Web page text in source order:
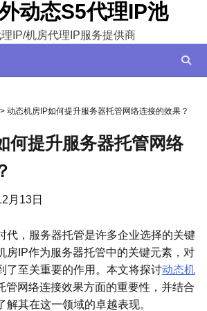
动态S5代理IP池
IP/机房代理IP服务提供商
> 动态机房IP如何提升服务器托管网络连接的效果？
何提升服务器托管网络
月13日
，服务器托管是许多企业选择的关键
房IP作为服务器托管中的关键元素，对
了至关重要的作用。本文将探讨动态机
管网络连接效果方面的重要性，并结合
解其在这一领域的卓越表现。